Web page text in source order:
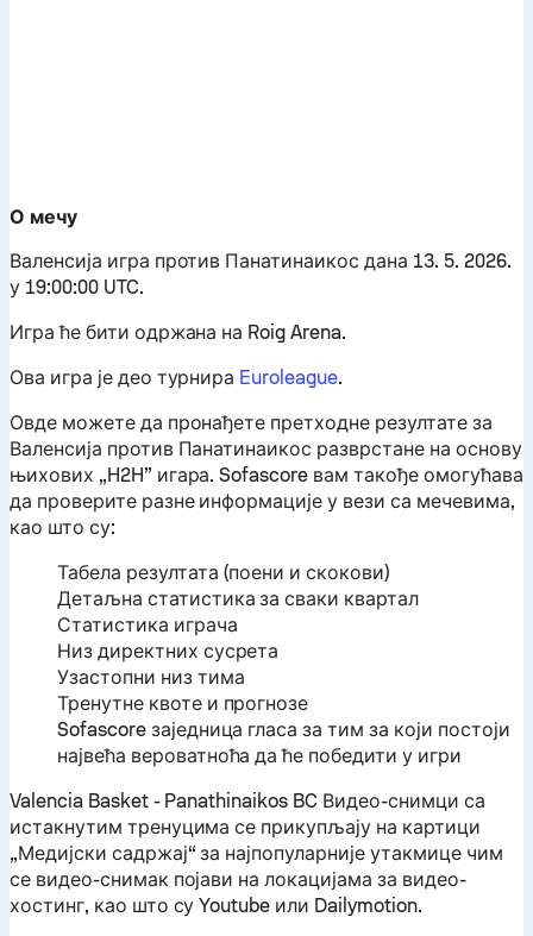
О мечу
Валенсија игра против Панатинаикос дана 13. 5. 2026.
у 19:00:00 UTC.
Игра ће бити одржана на Roig Arena.
Ова игра је део турнира Euroleague.
Овде можете да пронађете претходне резултате за
Валенсија против Панатинаикос разврстане на основу
њихових „H2H” игара. Sofascore вам такође омогућава
да проверите разне информације у вези са мечевима,
као што су:
Табела резултата (поени и скокови)
Детаљна статистика за сваки квартал
Статистика играча
Низ директних сусрета
Узастопни низ тима
Тренутне квоте и прогнозе
Sofascore заједница гласа за тим за који постоји
највећа вероватноћа да ће победити у игри
Valencia Basket - Panathinaikos BC Видео-снимци са
истакнутим тренуцима се прикупљају на картици
„Медијски садржај“ за најпопуларније утакмице чим
се видео-снимак појави на локацијама за видео-
хостинг, као што су Youtube или Dailymotion.